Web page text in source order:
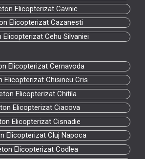
Elicopterizat Cavnic
Elicopterizat Cazanesti
Elicopterizat Cehu Silvaniei
Elicopterizat Cernavoda
Elicopterizat Chisineu Cris
Elicopterizat Chitila
Elicopterizat Ciacova
Elicopterizat Cisnadie
Elicopterizat Cluj Napoca
Elicopterizat Codlea